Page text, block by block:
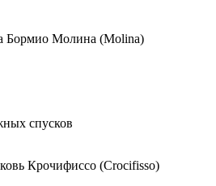
Бормио Молина (Molina)
спусков
Крочифиссо (Crocifisso)